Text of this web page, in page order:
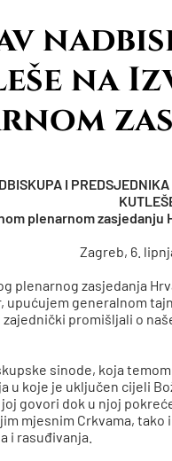
na
I
plenarnom
Zagreb, 6.
plenarnog zasjedanja
upućujem generalnom
promišljali o
sinode, koja
u koje je uključen cijeli
govori dok u njoj
mjesnim Crkvama, tako
i rasuđivanja.